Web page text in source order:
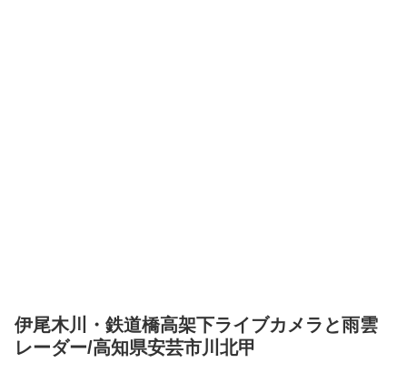
伊尾木川・鉄道橋高架下ライブカメラと雨雲
レーダー/高知県安芸市川北甲